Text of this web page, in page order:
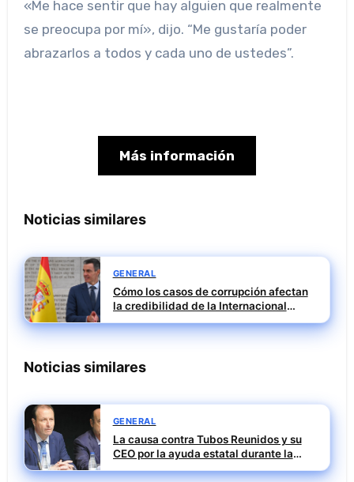
«Me hace sentir que hay alguien que realmente
se preocupa por mí», dijo. “Me gustaría poder
abrazarlos a todos y cada uno de ustedes”.
Más información
Noticias similares
GENERAL
Cómo los casos de corrupción afectan
la credibilidad de la Internacional
Socialista
Noticias similares
GENERAL
La causa contra Tubos Reunidos y su
CEO por la ayuda estatal durante la
pandemia sigue abierta